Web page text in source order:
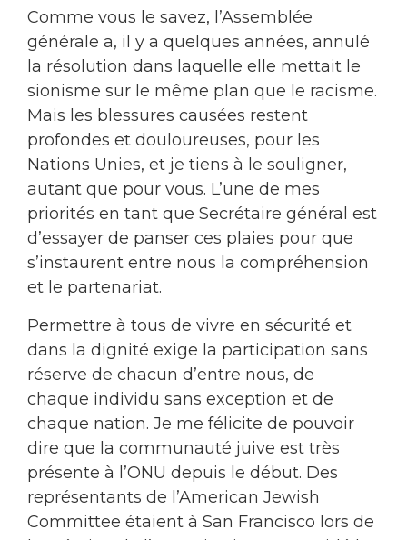
Comme vous le savez, l’Assemblée
générale a, il y a quelques années, annulé
la résolution dans laquelle elle mettait le
sionisme sur le même plan que le racisme.
Mais les blessures causées restent
profondes et douloureuses, pour les
Nations Unies, et je tiens à le souligner,
autant que pour vous. L’une de mes
priorités en tant que Secrétaire général est
d’essayer de panser ces plaies pour que
s’instaurent entre nous la compréhension
et le partenariat.
Permettre à tous de vivre en sécurité et
dans la dignité exige la participation sans
réserve de chacun d’entre nous, de
chaque individu sans exception et de
chaque nation. Je me félicite de pouvoir
dire que la communauté juive est très
présente à l’ONU depuis le début. Des
représentants de l’American Jewish
Committee étaient à San Francisco lors de